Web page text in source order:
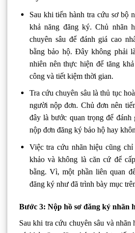
Sau khi tiến hành tra cứu sơ bộ
khả năng đăng ký. Chủ nhãn
chuyên sâu để đánh giá cao
bằng bảo hộ. Đây không phải
nhiên nên thực hiện để tăng
công và tiết kiệm thời gian.
Tra cứu chuyên sâu là thủ tục
người nộp đơn. Chủ đơn nên
đây là bước quan trọng để đánh
nộp đơn đăng ký bảo hộ hay
Việc tra cứu nhãn hiệu cũng chỉ
khảo và không là căn cứ để
bằng. Vì, một phần liên quan
đăng ký như đã trình bày mục
Bước 3: Nộp hồ sơ đăng ký nhãn
Sau khi tra cứu chuyên sâu và nhãn